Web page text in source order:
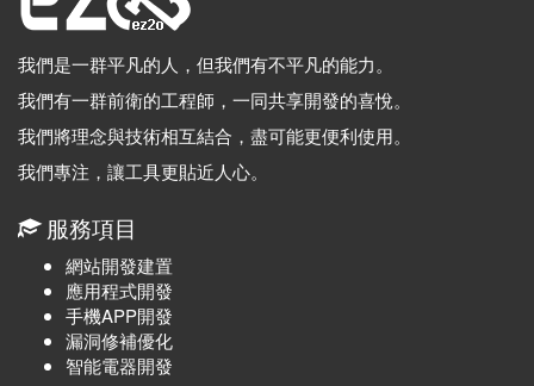
我們是一群平凡的人，但我們有不平凡的能力。
我們有一群前衛的工程師，一同共享開發的喜悅。
我們將理念與技術相互結合，盡可能更便利使用。
我們專注，讓工具更貼近人心。
服務項目
網站開發建置
應用程式開發
手機APP開發
漏洞修補優化
智能電器開發